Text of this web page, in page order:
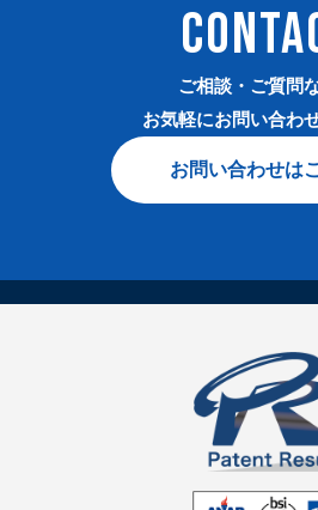
ご相談・ご質問な
お気軽にお問い合わ
お問い合わせは